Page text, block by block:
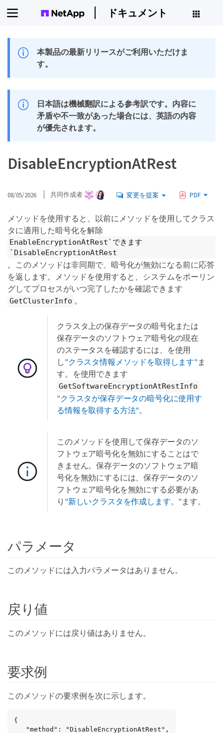
ドキュメント
本製品の最新リリースがご利用いただけま
す。
日本語は機械翻訳による参考訳です。内容に
矛盾や不一致があった場合には、英語の内容
が優先されます。
DisableEncryptionAtRest
08/05/2026 共同作成者 変更を提案 PDF
メソッドを使用すると、以前にメソッドを使用してクラス
タに適用した暗号化を解除
EnableEncryptionAtRest`できます
`DisableEncryptionAtRest
。このメソッドは非同期で、暗号化が無効になる前に応答
を返します。メソッドを使用すると、システムをポーリン
グしてプロセスがいつ完了したかを確認できます
GetClusterInfo 。
クラスタ上の保存データの暗号化または
保存データのソフトウェア暗号化の現在
のステータスを確認するには、を使用
し"クラスタ情報メソッドを取得します" ま
す。を使用できます
GetSoftwareEncryptionAtRestInfo
"クラスタが保存データの暗号化に使用す
る情報を取得する方法"。
このメソッドを使用して保存データのソ
フトウェア暗号化を無効にすることはで
きません。保存データのソフトウェア暗
号化を無効にするには、保存データのソ
フトウェア暗号化を無効にする必要があ
り "新しいクラスタを作成します。" ます。
パラメータ
このメソッドには入力パラメータはありません。
戻り値
このメソッドには戻り値はありません。
要求例
このメソッドの要求例を次に示します。
{